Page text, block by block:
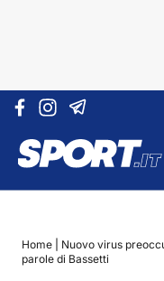
Vai al contenuto
Home
Nuovo virus
parole di Bassetti